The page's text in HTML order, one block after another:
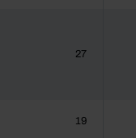
27
19